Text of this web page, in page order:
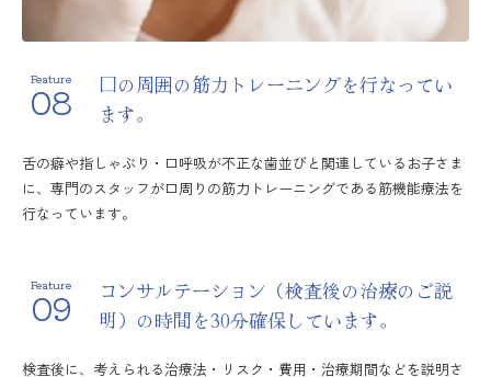
Feature
08 口の周囲の筋力トレーニングを行なってい
ます。
舌の癖や指しゃぶり・口呼吸が不正な歯並びと関連しているお子さま
に、専門のスタッフが口周りの筋力トレーニングである筋機能療法を
行なっています。
Feature
09
コンサルテーション（検査後の治療のご説
明）の時間を30分確保しています。
検査後に、考えられる治療法・リスク・費用・治療期間などを説明さ